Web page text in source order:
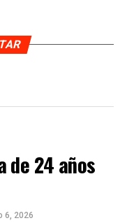
de 24 años
6, 2026